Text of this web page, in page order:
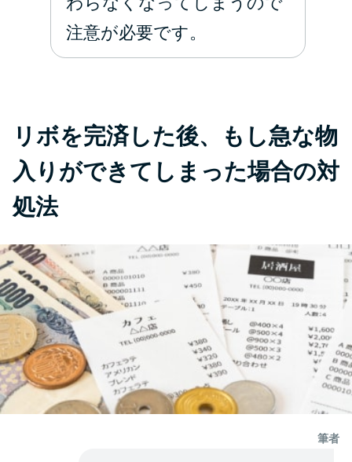
注意が必要です。
リボを完済した後、もし急な物
入りができてしまった場合の対
処法
筆者